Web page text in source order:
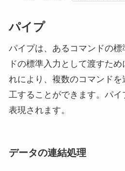
パイプ
パイプは、あるコマンドの
ドの標準入力として渡すた
れにより、複数のコマンド
工することができます。パイ
表現されます。
データの連結処理